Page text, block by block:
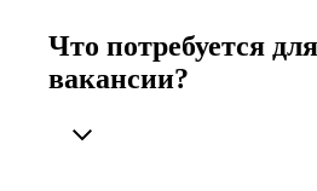
Что потребуется
вакансии?